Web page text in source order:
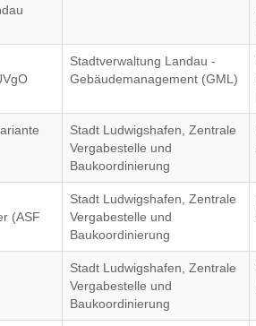
Stadtverwaltung Landau -
Gebäudemanagement (GML)
Stadt Ludwigshafen, Zentrale
Vergabestelle und
Baukoordinierung
(ASF
Stadt Ludwigshafen, Zentrale
Vergabestelle und
Baukoordinierung
Stadt Ludwigshafen, Zentrale
Vergabestelle und
Baukoordinierung